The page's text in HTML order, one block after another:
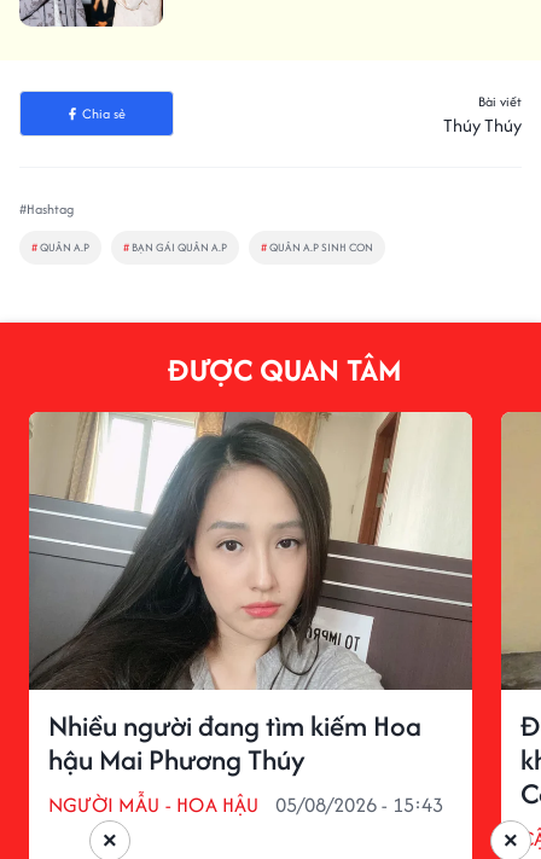
Chia sẻ
Bài viết
Thúy Thúy
#Hashtag
#QUÂN A.P # BẠN GÁI QUÂN A.P #QUÂN A.P SINH CON
ĐƯỢC QUAN TÂM
Nhiều người đang tìm kiếm Hoa
hậu Mai Phương Thúy
NGƯỜI MẪU - HOA HẬU 05/08/2026 - 15:43
×
×